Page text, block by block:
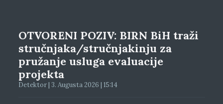
OTVORENI POZIV: BIRN BiH traži
stručnjaka/stručnjakinju za
pružanje usluga evaluacije
projekta
Detektor | 3. Augusta 2026 | 15:14